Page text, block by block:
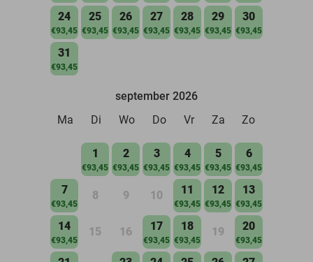
24
€93,45
25
€93,45
26
€93,45
27
€93,45
28
€93,45
29
€93,45
30
€93,45
31
€93,45
september 2026
Ma
Di Wo Do Vr Za Zo
1
€93,45
2
€93,45
3
€93,45
4
€93,45
5
€93,45
6
€93,45
7
€93,45
8 9 10 11
€93,45
12
€93,45
13
€93,45
14
€93,45
15 16 17
€93,45
18
€93,45
19 20
€93,45